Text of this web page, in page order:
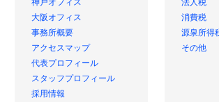
神戸オフィス
大阪オフィス
事務所概要
アクセスマップ
代表プロフィール
スタッフプロフィール
法人税
消費税
源泉所得税